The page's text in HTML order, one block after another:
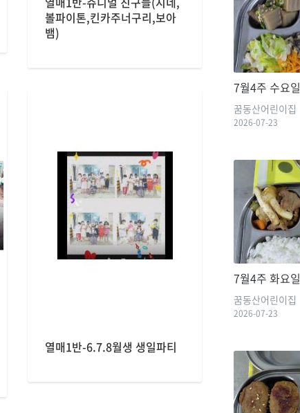
볼파이톤,킨카주너구리,보아
뱀)
열매1반-6.7.8월생 생일파티
7월4주 수요일
꿈동산어린이집
2026-07-23
7월4주 화요일
꿈동산어린이집
2026-07-23